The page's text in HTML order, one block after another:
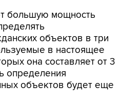
большую мощность
объектов в три
в настоящее
она составляет от 3
определения
объектов будет еще